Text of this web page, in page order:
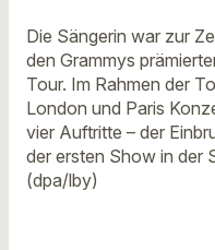
Die Sängerin war zur
den Grammys
Tour. Im Rahmen der
London und Paris
vier Auftritte – der
der ersten Show in der
(dpa/lby)